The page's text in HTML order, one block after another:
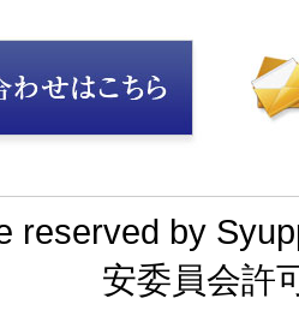
reserved by
安委員会許